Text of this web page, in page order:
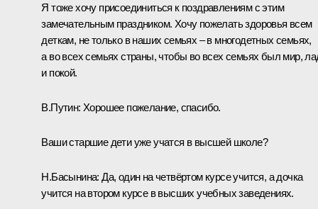
Я тоже хочу присоединиться к поздравлениям с этим
замечательным праздником. Хочу пожелать здоровья всем
деткам, не только в наших семьях – в многодетных семьях,
а во всех семьях страны, чтобы во всех семьях был мир,
и покой.
В.Путин: Хорошее пожелание, спасибо.
Ваши старшие дети уже учатся в высшей школе?
Н.Басынина: Да, один на четвёртом курсе учится, а дочка
учится на втором курсе в высших учебных заведениях.